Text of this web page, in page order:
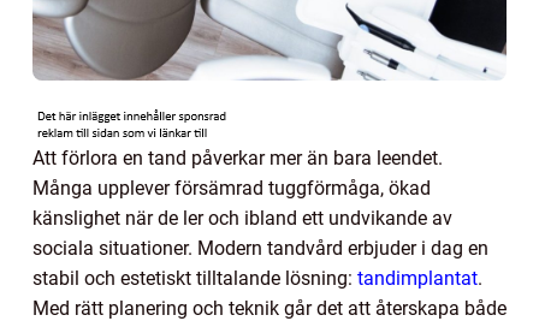
Att förlora en tand påverkar mer än bara leendet.
Många upplever försämrad tuggförmåga, ökad
känslighet när de ler och ibland ett undvikande av
sociala situationer. Modern tandvård erbjuder i dag en
stabil och estetiskt tilltalande lösning: tandimplantat.
Med rätt planering och teknik går det att återskapa både